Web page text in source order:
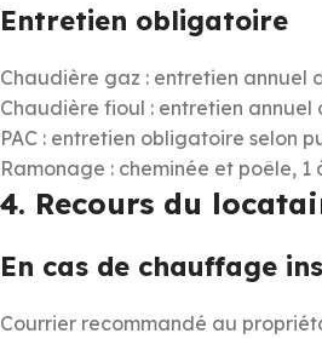
Entretien obligatoire
Chaudière gaz : entretien annuel
Chaudière fioul : entretien annuel
PAC : entretien obligatoire selon
Ramonage : cheminée et poêle, 1
4. Recours du
En cas de chauffage
Courrier recommandé au